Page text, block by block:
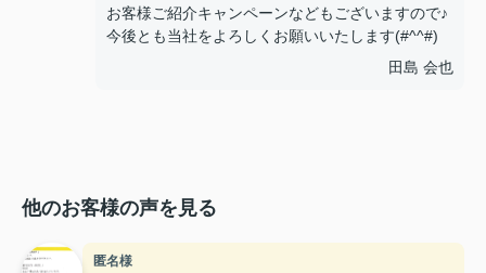
お客様ご紹介キャンペーンなどもございますので♪
今後とも当社をよろしくお願いいたします(#^^#)
田島 会也
他のお客様の声を見る
匿名様